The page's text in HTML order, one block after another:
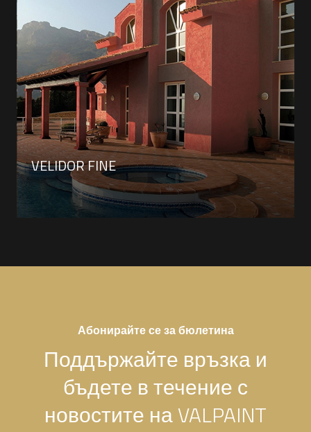
VELIDOR FINE
Абонирайте се за бюлетина
Поддържайте връзка и
бъдете в течение с
новостите на VALPAINT